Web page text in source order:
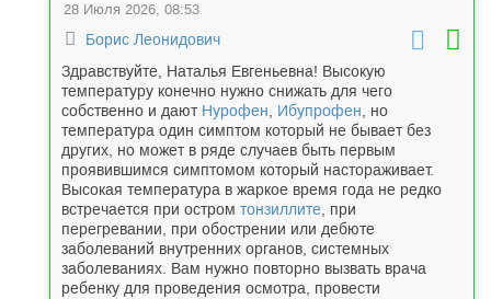
28 Июля 2026, 08:53
Борис Леонидович
Здравствуйте, Наталья Евгеньевна! Высокую
температуру конечно нужно снижать для чего
собственно и дают Нурофен Ибупрофен , но
температура один симптом который не бывает без
других, но может в ряде случаев быть первым
проявившимся симптомом который настораживает.
Высокая температура в жаркое время года не редко
встречается при остром тонзиллите , при
перегревании, при обострении или дебюте
заболеваний внутренних органов, системных
заболеваниях. Вам нужно повторно вызвать врача
ребенку для проведения осмотра, провести